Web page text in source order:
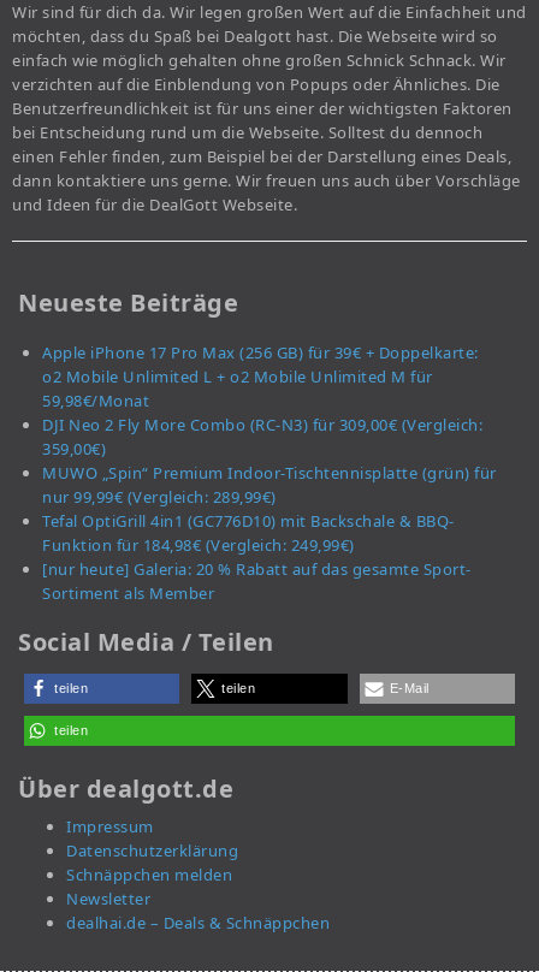
Wir sind für dich da. Wir legen großen Wert auf die Einfachheit und
möchten, dass du Spaß bei Dealgott hast. Die Webseite wird so
einfach wie möglich gehalten ohne großen Schnick Schnack. Wir
verzichten auf die Einblendung von Popups oder Ähnliches. Die
Benutzerfreundlichkeit ist für uns einer der wichtigsten Faktoren
bei Entscheidung rund um die Webseite. Solltest du dennoch
einen Fehler finden, zum Beispiel bei der Darstellung eines Deals,
dann kontaktiere uns gerne. Wir freuen uns auch über Vorschläge
und Ideen für die DealGott Webseite.
Neueste Beiträge
Apple iPhone 17 Pro Max (256 GB) für 39€ + Doppelkarte:
o2 Mobile Unlimited L + o2 Mobile Unlimited M für
59,98€/Monat
DJI Neo 2 Fly More Combo (RC-N3) für 309,00€ (Vergleich:
359,00€)
MUWO „Spin“ Premium Indoor-Tischtennisplatte (grün) für
nur 99,99€ (Vergleich: 289,99€)
Tefal OptiGrill 4in1 (GC776D10) mit Backschale & BBQ-
Funktion für 184,98€ (Vergleich: 249,99€)
[nur heute] Galeria: 20 % Rabatt auf das gesamte Sport-
Sortiment als Member
Social Media / Teilen
teilen teilen E-Mail
teilen
Über dealgott.de
Impressum
Datenschutzerklärung
Schnäppchen melden
Newsletter
dealhai.de – Deals & Schnäppchen